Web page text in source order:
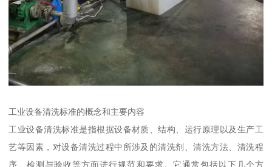
工业设备清洗标准的概念和主要内容
工业设备清洗标准是指根据设备材质、结构、运行原理以及生产工
艺等因素，对设备清洗过程中所涉及的清洗剂、清洗方法、清洗程
序、检测与验收等方面进行规范和要求。它通常包括以下几个方